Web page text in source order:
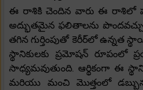
ఈ రాశికి చెందిన వారు ఈ రాశిలో
అద్భుతమైన ఫలితాలను
తగిన గుర్తింపుతో కెరీర్‌లో ఉన్నత
స్థానికులకు ప్రమోషన్ రూపంలో
సాధ్యమవుతుంది. ఆర్థికంగా ఈ
మరియు మంచి మొత్తంలో